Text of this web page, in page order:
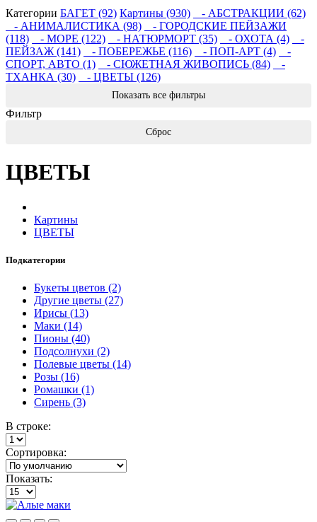
Категории БАГЕТ (92) Картины (930)
- АБСТРАКЦИИ (62)
- АНИМАЛИСТИКА (98)
- ГОРОДСКИЕ ПЕЙЗАЖИ
(118)
- МОРЕ (122) - НАТЮРМОРТ (35) - ОХОТА (4)
-
ПЕЙЗАЖ (141)
- ПОБЕРЕЖЬЕ (116) - ПОП-АРТ (4)
-
СПОРТ, АВТО (1)
- СЮЖЕТНАЯ ЖИВОПИСЬ (84)
-
ТХАНКА (30)
- ЦВЕТЫ (126)
Показать все фильтры
Фильтр
Сброс
ЦВЕТЫ
Картины
ЦВЕТЫ
Подкатегории
Букеты цветов (2)
Другие цветы (27)
Ирисы (13)
Маки (14)
Пионы (40)
Подсолнухи (2)
Полевые цветы (14)
Розы (16)
Ромашки (1)
Сирень (3)
В строке:
Сортировка:
Показать: